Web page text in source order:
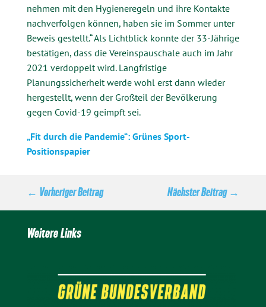
nehmen mit den Hygieneregeln und ihre Kontakte
nachverfolgen können, haben sie im Sommer unter
Beweis gestellt.“ Als Lichtblick konnte der 33-Jährige
bestätigen, dass die Vereinspauschale auch im Jahr
2021 verdoppelt wird. Langfristige
Planungssicherheit werde wohl erst dann wieder
hergestellt, wenn der Großteil der Bevölkerung
gegen Covid-19 geimpft sei.
„Fit durch die Pandemie“: Grünes Sport-
Positionspapier
← Vorheriger Beitrag Nächster Beitrag→
Weitere Links